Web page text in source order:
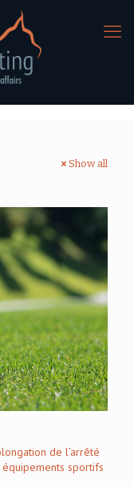
Show all
de l’arrêté
sportifs